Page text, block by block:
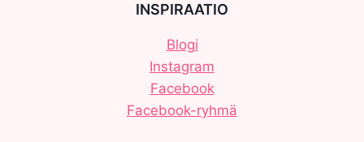
INSPIRAATIO
Blogi
Instagram
Facebook
Facebook-ryhmä